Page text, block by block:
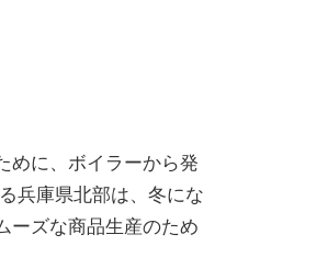
めに、ボイラーから発
兵庫県北部は、冬にな
ーズな商品生産のため